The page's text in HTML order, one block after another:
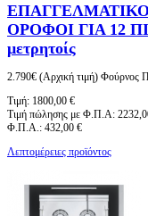
ΟΡΟΦΟΙ ΓΙΑ 12
μετρητοίς
2.790€ (Αρχική τιμή) Φούρνος
Τιμή: 1800,00 €
Τιμή πώλησης με Φ.Π.Α:
Φ.Π.Α.: 432,00 €
Λεπτομέρειες προϊόντος